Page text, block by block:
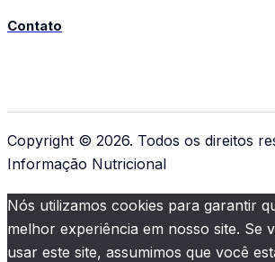
Contato
Copyright © 2026. Todos os direitos
Informação Nutricional
Nós utilizamos cookies para garantir
melhor experiência em nosso site. Se
usar este site, assumimos que você